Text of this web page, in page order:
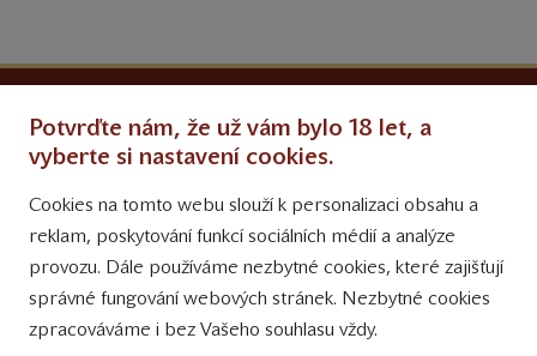
Obchodní podmínky
Přinášíme vám týdně
tipy na Facebooku
Sledujte nás
na Instagramu
Potvrďte nám, že už vám bylo 18 let, a
vyberte si nastavení cookies.
Cookies na tomto webu slouží k personalizaci obsahu a
reklam, poskytování funkcí sociálních médií a analýze
provozu. Dále používáme nezbytné cookies, které zajišťují
správné fungování webových stránek. Nezbytné cookies
zpracováváme i bez Vašeho souhlasu vždy.